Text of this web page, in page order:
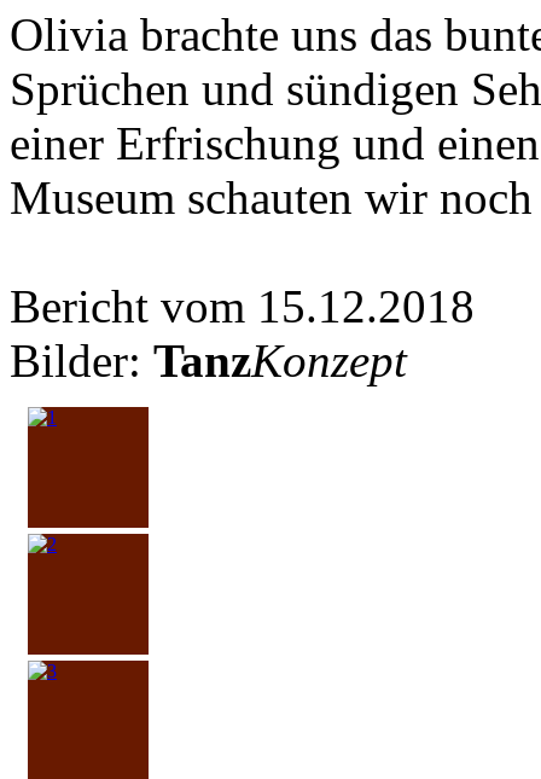
Olivia brachte uns das
Sprüchen und sündigen
einer Erfrischung und
Museum schauten wir
Bericht vom 15.12.2018
Bilder: TanzKonzept